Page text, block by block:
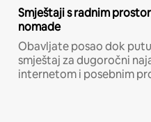
Smještaji s radnim
nomade
Obavljate posao dok
smještaj za dugoročni
internetom i posebnim